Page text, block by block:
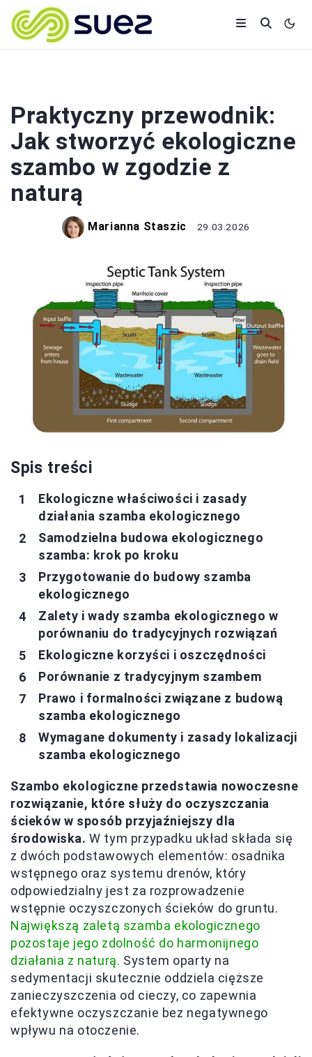
Praktyczny przewodnik:
Jak stworzyć ekologiczne
szambo w zgodzie z
naturą
Marianna Staszic 29.03.2026
Spis treści
Ekologiczne właściwości i zasady
działania szamba ekologicznego
Samodzielna budowa ekologicznego
szamba: krok po kroku
Przygotowanie do budowy szamba
ekologicznego
Zalety i wady szamba ekologicznego w
porównaniu do tradycyjnych rozwiązań
Ekologiczne korzyści i oszczędności
Porównanie z tradycyjnym szambem
Prawo i formalności związane z budową
szamba ekologicznego
Wymagane dokumenty i zasady lokalizacji
szamba ekologicznego
Szambo ekologiczne przedstawia nowoczesne
rozwiązanie, które służy do oczyszczania
ścieków w sposób przyjaźniejszy dla
środowiska. W tym przypadku układ składa się
z dwóch podstawowych elementów: osadnika
wstępnego oraz systemu drenów, który
odpowiedzialny jest za rozprowadzenie
wstępnie oczyszczonych ścieków do gruntu.
Największą zaletą szamba ekologicznego
pozostaje jego zdolność do harmonijnego
działania z naturą. System oparty na
sedymentacji skutecznie oddziela cięższe
zanieczyszczenia od cieczy, co zapewnia
efektywne oczyszczanie bez negatywnego
wpływu na otoczenie.